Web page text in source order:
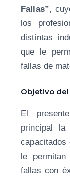
Fallas”,
los
distintas
que le
fallas de
Objetivo
El
principal la
le
fallas con